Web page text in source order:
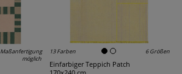
Maßanfertigung
möglich
13 Farben 6 Größen
Einfarbiger Teppich Patch